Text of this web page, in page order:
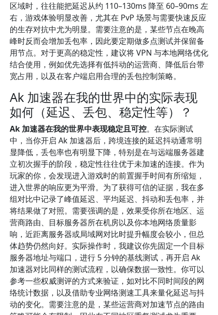
区域时，往往能把延迟从约 110–130ms 降至 60–90ms 左
右，游戏体验明显改善，尤其在 PvP 场景与需要快速反应
的生存对抗中尤为明显。需要注意的是，某些节点在晚高
峰时反而会增加丢包率，因此要定期做多点测试并保留备
用节点。对于更高的稳定性，建议将 VPN 与本地网络优化
结合使用，例如优先选择有低抖动的运营商、降低后台带
宽占用，以及在客户端启用合理的丢包控制策略。
Ak 加速器在我的世界中的实际表现
如何（延迟、丢包、稳定性等）？
Ak 加速器在我的世界中表现稳定且可控。在实际测试
中，当你开启 Ak 加速器后，跨境连接的延迟抖动通常明
显降低，丢包率也有明显下降，特别是在与远端服务器建
立初次握手的阶段，稳定性往往优于未加速的连接。作为
玩家的你，会发现进入游戏时的前置握手时间有所缩短，
进入世界的响应更为平滑。为了获得可信的证据，我在多
组对比中记录了峰值延迟、平均延迟、抖动和丢包率，并
将结果做了对照。需要强调的是，效果受你所在地区、运
营商路由、目标服务器所在机房以及你本地网络质量影
响，近距离服务器或局域网对比时提升幅度会较小，但总
体趋势仍然向好。实际操作时，我建议你先固定一个目标
服务器地址与端口，进行 5 分钟的基线测试，再开启 Ak
加速器对比同样的测试流程，以确保数据一致性。你可以
参考一些权威测评的方式来验证，如对比不同时间段的网
络统计数据，以及借助专业网络测速工具来量化延迟与抖
动的变化。需要注意的是，某些运营商对加速节点的路由